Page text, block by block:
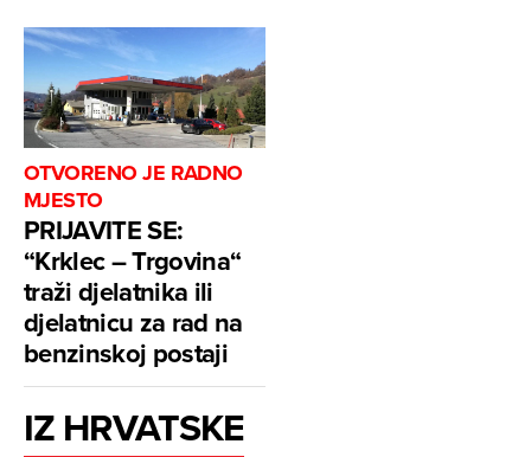
OTVORENO JE RADNO
MJESTO
PRIJAVITE SE:
“Krklec – Trgovina“
traži djelatnika ili
djelatnicu za rad na
benzinskoj postaji
IZ HRVATSKE